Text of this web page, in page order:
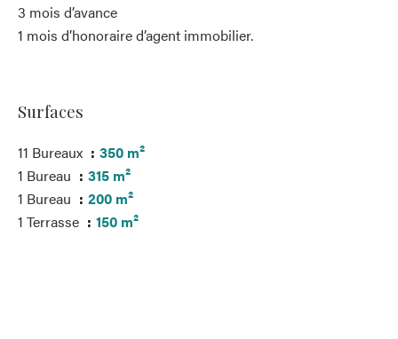
3 mois d’avance
1 mois d’honoraire d’agent immobilier.
Surfaces
11 Bureaux
350 m²
1 Bureau
315 m²
1 Bureau
200 m²
1 Terrasse
150 m²